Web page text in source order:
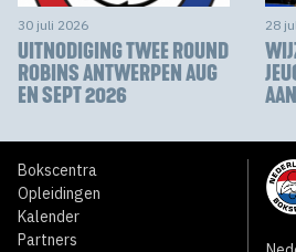
30 juli 2026
UITNODIGING TWEE ROUND
ROBINS ANTWERPEN AUG
EN SEPT 2026
28
Bokscentra
Opleidingen
Kalender
Partners